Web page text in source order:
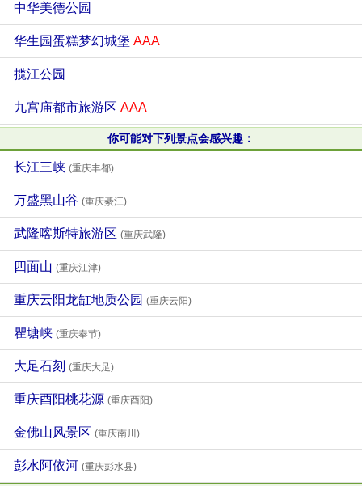
中华美德公园
华生园蛋糕梦幻城堡 AAA
揽江公园
九宫庙都市旅游区 AAA
你可能对下列景点会感兴趣：
长江三峡 (重庆丰都)
万盛黑山谷 (重庆綦江)
武隆喀斯特旅游区 (重庆武隆)
四面山 (重庆江津)
重庆云阳龙缸地质公园 (重庆云阳)
瞿塘峡 (重庆奉节)
大足石刻 (重庆大足)
重庆酉阳桃花源 (重庆酉阳)
金佛山风景区 (重庆南川)
彭水阿依河 (重庆彭水县)